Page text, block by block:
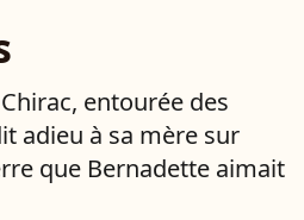
entourée des
adieu à sa mère sur
que Bernadette aimait